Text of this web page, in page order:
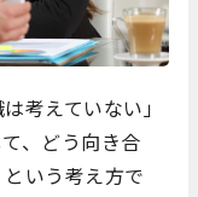
考えていない」
、どう向き合
いう考え方で